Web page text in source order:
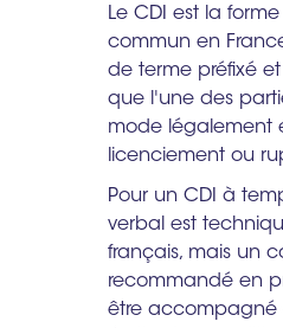
Le CDI est la
commun en
de terme préfixé
que l'une des
mode légalement
licenciement ou
Pour un CDI à
verbal est
français, mais un
recommandé en
être accompagné